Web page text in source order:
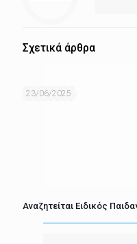
Σχετικά άρθρα
23/06/2025
Αναζητείται Ειδικός